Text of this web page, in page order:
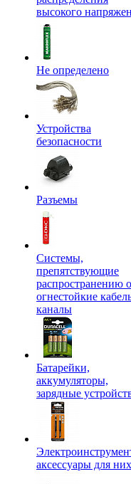
высокого
Не определено
Устройства
безопасности
Разъемы
Системы,
препятствующие
распространению
огнестойкие
каналы
Батарейки,
аккумуляторы,
зарядные
аксессуары для них